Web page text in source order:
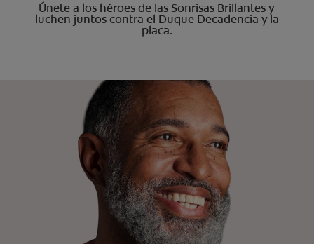
Únete a los héroes de las Sonrisas Brillantes y
luchen juntos contra el Duque Decadencia y la
placa.